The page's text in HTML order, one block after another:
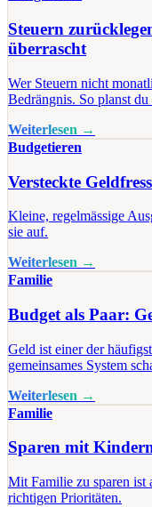
Steuern
überrascht
Wer Steuern nicht
Bedrängnis. So planst du
Weiterlesen →
Budgetieren
Versteckte
Kleine, regelmässige
sie auf.
Weiterlesen →
Familie
Budget als Paar:
Geld ist einer der
gemeinsames System
Weiterlesen →
Familie
Sparen mit
Mit Familie zu sparen ist
richtigen Prioritäten.